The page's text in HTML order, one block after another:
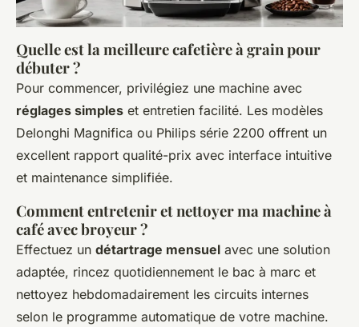
Quelle est la meilleure cafetière à grain pour
débuter ?
Pour commencer, privilégiez une machine avec
réglages simples et entretien facilité. Les modèles
Delonghi Magnifica ou Philips série 2200 offrent un
excellent rapport qualité-prix avec interface intuitive
et maintenance simplifiée.
Comment entretenir et nettoyer ma machine à
café avec broyeur ?
Effectuez un détartrage mensuel avec une solution
adaptée, rincez quotidiennement le bac à marc et
nettoyez hebdomadairement les circuits internes
selon le programme automatique de votre machine.